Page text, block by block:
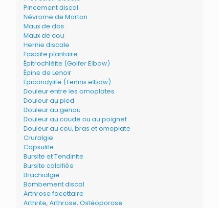
Pincement discal
Névrome de Morton
Maux de dos
Maux de cou
Hernie discale
Fasciite plantaire
Épitrochléite (Golfer Elbow)
Épine de Lenoir
Épicondylite (Tennis elbow)
Douleur entre les omoplates
Douleur au pied
Douleur au genou
Douleur au coude ou au poignet
Douleur au cou, bras et omoplate
Cruralgie
Capsulite
Bursite et Tendinite
Bursite calcifiée
Brachialgie
Bombement discal
Arthrose facettaire
Arthrite, Arthrose, Ostéoporose